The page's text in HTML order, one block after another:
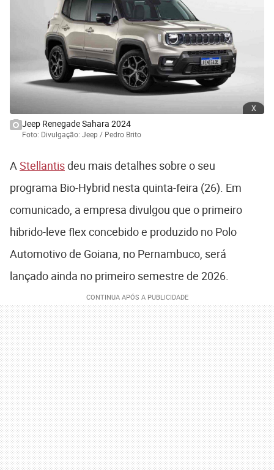
x
Jeep Renegade Sahara 2024
Foto: Divulgação: Jeep / Pedro Brito
A Stellantisdeu mais detalhes sobre o seu
programa Bio-Hybrid nesta quinta-feira (26). Em
comunicado, a empresa divulgou que o primeiro
híbrido-leve flex concebido e produzido no Polo
Automotivo de Goiana, no Pernambuco, será
lançado ainda no primeiro semestre de 2026.